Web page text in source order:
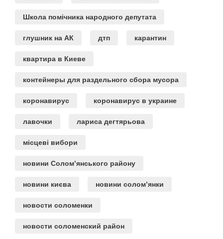
Школа помічника народного депутата
глушник на АК дтп карантин
квартира в Киеве
контейнеры для раздельного сбора мусора
коронавирус коронавирус в украине
лавочки лариса дегтярьова
місцеві вибори
новини Солом’янського району
новини києва новини солом’янки
новости соломенки
новости соломенский район